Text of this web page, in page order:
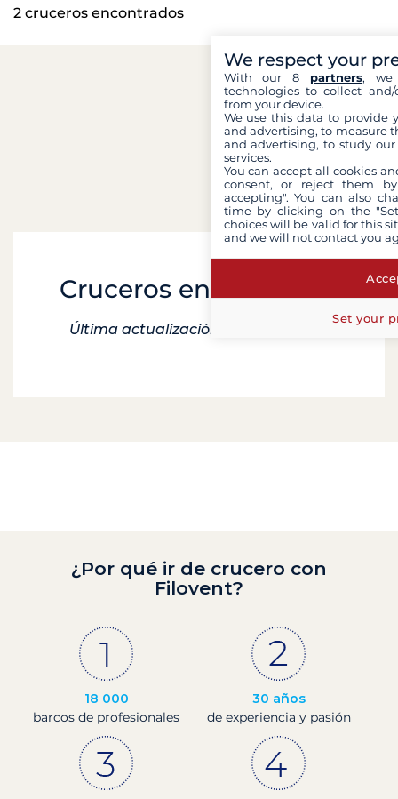
2 cruceros encontrados
Cruceros en Colombia
Última actualización el 23 abril 2025
¿Por qué ir de crucero con
Filovent?
18 000
barcos de profesionales
30 años
de experiencia y pasión
We respect your
With our 8 partners, we
technologies to collect
from your device.
We use this data to provide
and advertising, to measure
and advertising, to study
services.
You can accept all cookies
consent, or reject them
accepting". You can also
time by clicking on the
choices will be valid for this
and we will not contact you
Set your